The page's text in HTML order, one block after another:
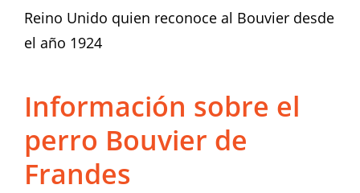
Reino Unido quien reconoce al Bouvier desde
el año 1924
Información sobre el
perro Bouvier de
Frandes